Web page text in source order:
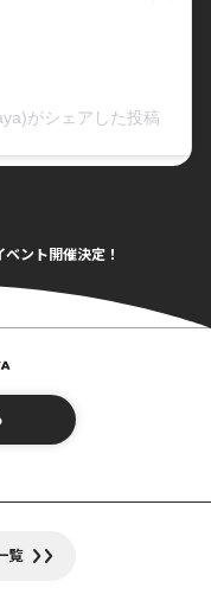
ント開催決定！
がシェアした投稿
覧